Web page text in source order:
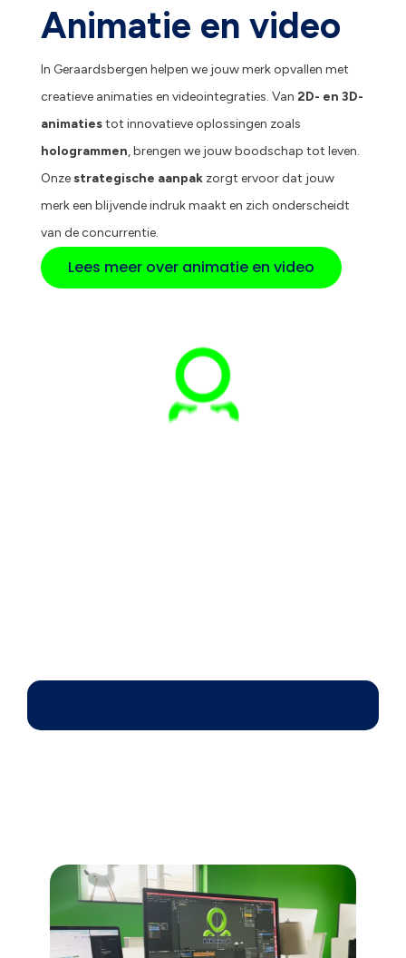
Animatie en video
In Geraardsbergen helpen we jouw merk opvallen met
creatieve animaties en videointegraties. Van 2D- en 3D-
animatiestot innovatieve oplossingen zoals
hologrammen, brengen we jouw boodschap tot leven.
Onzestrategische aanpakzorgt ervoor dat jouw
merk een blijvende indruk maakt en zich onderscheidt
van de concurrentie.
Lees meer over animatie en video